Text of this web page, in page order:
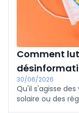
Comment
30/06/2026
Qu'il s'agisse
solaire ou des